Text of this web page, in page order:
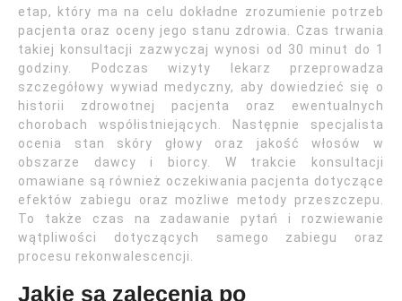
etap, który ma na celu dokładne zrozumienie potrzeb
pacjenta oraz oceny jego stanu zdrowia. Czas trwania
takiej konsultacji zazwyczaj wynosi od 30 minut do 1
godziny. Podczas wizyty lekarz przeprowadza
szczegółowy wywiad medyczny, aby dowiedzieć się o
historii zdrowotnej pacjenta oraz ewentualnych
chorobach współistniejących. Następnie specjalista
ocenia stan skóry głowy oraz jakość włosów w
obszarze dawcy i biorcy. W trakcie konsultacji
omawiane są również oczekiwania pacjenta dotyczące
efektów zabiegu oraz możliwe metody przeszczepu.
To także czas na zadawanie pytań i rozwiewanie
wątpliwości dotyczących samego zabiegu oraz
procesu rekonwalescencji.
Jakie są zalecenia po